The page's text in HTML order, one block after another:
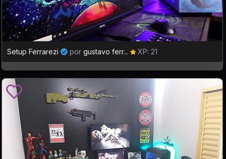
Setup Ferrarezi por gustavo ferr... XP: 21